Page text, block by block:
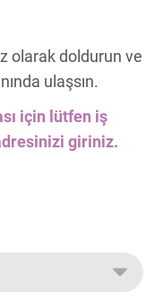
olarak doldurun ve
ulaşsın.
için lütfen iş
giriniz.